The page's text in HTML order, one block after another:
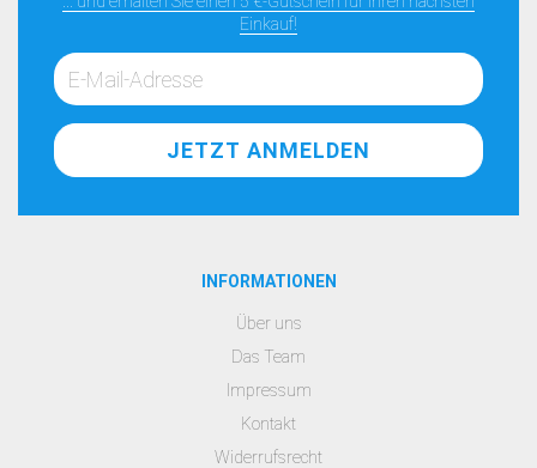
Einkauf!
INFORMATIONEN
Über uns
Das Team
Impressum
Kontakt
Widerrufsrecht